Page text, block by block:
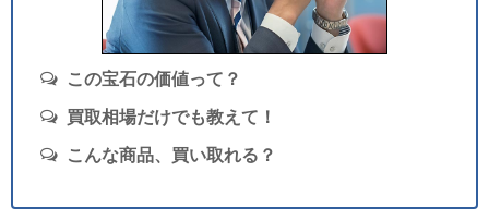
この宝石の価値って？
買取相場だけでも教えて！
こんな商品、買い取れる？